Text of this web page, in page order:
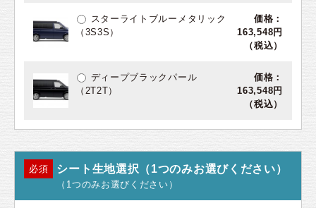
スターライトブルーメタリック
（3S3S）
価格：
163,548円
（税込）
ディープブラックパール
（2T2T）
価格：
163,548円
（税込）
必須 シート生地選択（1つのみお選びください）
（1つのみお選びください）